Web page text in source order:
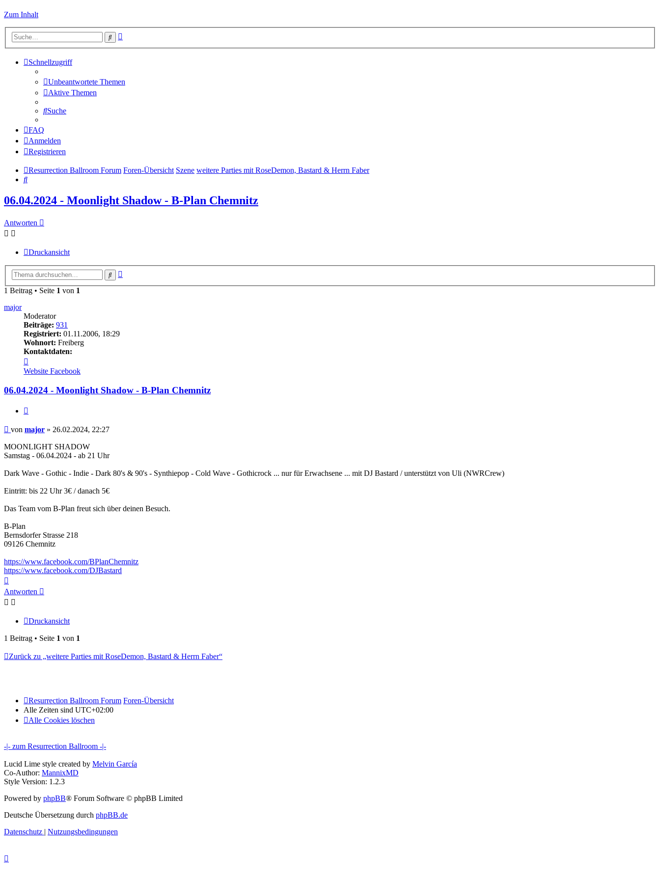
Zum Inhalt
Suche
Schnellzugriff
Unbeantwortete Themen
Aktive Themen
Suche
FAQ
Anmelden
Registrieren
Resurrection Ballroom Forum Foren-Übersicht Szene weitere Parties mit RoseDemon, Bastard & Herrn Faber
Suche
06.04.2024 - Moonlight Shadow - B-Plan Chemnitz
Antworten
Druckansicht
Suche
1 Beitrag • Seite 1 von 1
major
Moderator
Beiträge: 931
Registriert: 01.11.2006, 18:29
Wohnort: Freiberg
Kontaktdaten:
von
major
Website Facebook
06.04.2024 - Moonlight Shadow - B-Plan Chemnitz
Beitrag
von major » 26.02.2024, 22:27
MOONLIGHT SHADOW
Samstag - 06.04.2024 - ab 21 Uhr
Dark Wave - Gothic - Indie - Dark 80's & 90's - Synthiepop - Cold Wave - Gothicrock ... nur für Erwachsene ... mit DJ Bastard / unterstützt von Uli (NWRCrew)
Eintritt: bis 22 Uhr 3€ / danach 5€
Das Team vom B-Plan freut sich über deinen Besuch.
B-Plan
Bernsdorfer Strasse 218
09126 Chemnitz
https://www.facebook.com/BPlanChemnitz
https://www.facebook.com/DJBastard
oben
Antworten
Druckansicht
1 Beitrag • Seite 1 von 1
Zurück zu „weitere Parties mit RoseDemon, Bastard & Herrn Faber“
Resurrection Ballroom Forum Foren-Übersicht
Alle Zeiten sind UTC+02:00
Alle Cookies löschen
-|- zum Resurrection Ballroom -|-
Lucid Lime style created by Melvin García
Co-Author: MannixMD
Style Version: 1.2.3
Powered by phpBB® Forum Software © phpBB Limited
Deutsche Übersetzung durch phpBB.de
Datenschutz | Nutzungsbedingungen